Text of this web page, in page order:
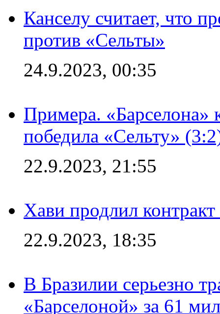
Канселу считает, что
против «Сельты»
24.9.2023, 00:35
Примера. «Барселона»
победила «Сельту»
22.9.2023, 21:55
Хави продлил
22.9.2023, 18:35
В Бразилии серьезно
«Барселоной» за 61